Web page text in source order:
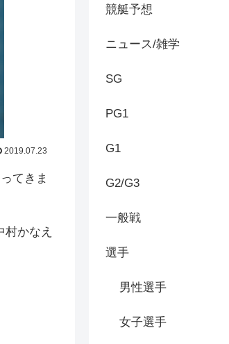
2019.07.23
てきま
村かなえ
競艇予想
ニュース/雑学
SG
PG1
G1
G2/G3
一般戦
選手
男性選手
女子選手